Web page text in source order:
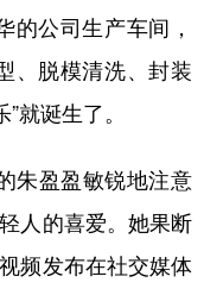
的公司生产车间，
、脱模清洗、封装
诞生了。
盈盈敏锐地注意
人的喜爱。她果断
频发布在社交媒体